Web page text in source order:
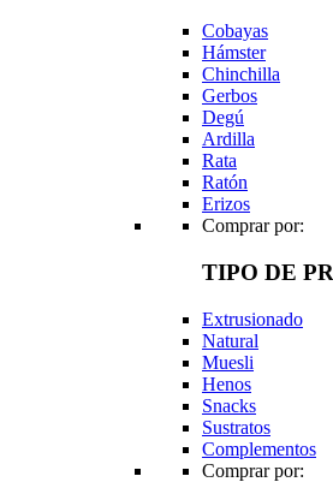
Cobayas
Hámster
Chinchilla
Gerbos
Degú
Ardilla
Rata
Ratón
Erizos
Comprar por:
TIPO DE
Extrusionado
Natural
Muesli
Henos
Snacks
Sustratos
Complementos
Comprar por: